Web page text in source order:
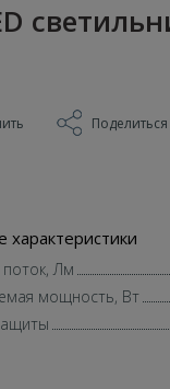
Поделиться
характеристики
Лм
мощность, Вт